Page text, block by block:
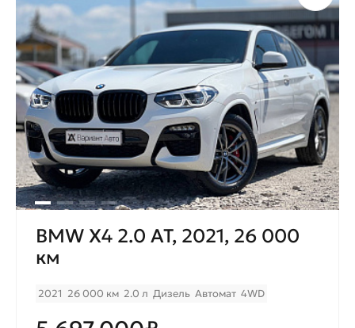
BMW X4 2.0 AT, 2021, 26 000
км
2021 26 000 км 2.0 л Дизель Автомат 4WD